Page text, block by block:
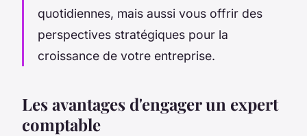
quotidiennes, mais aussi vous offrir des
perspectives stratégiques pour la
croissance de votre entreprise.
Les avantages d'engager un expert
comptable